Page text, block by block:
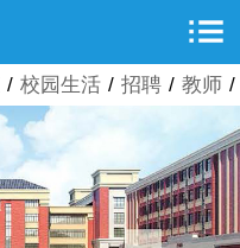
/ 校园生活 / 招聘 / 教师 /